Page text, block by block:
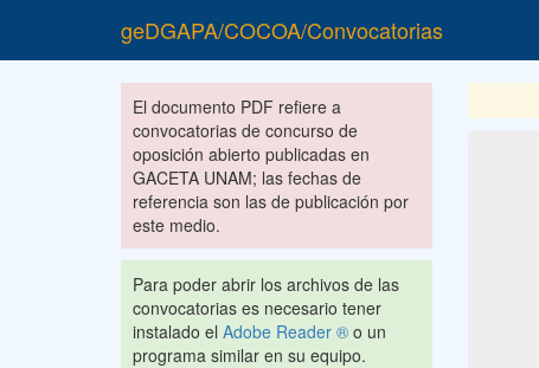
geDGAPA/COCOA/Convocatorias
El documento PDF refiere a
convocatorias de concurso de
oposición abierto publicadas en
GACETA UNAM; las fechas de
referencia son las de publicación por
este medio.
Para poder abrir los archivos de las
convocatorias es necesario tener
instalado el Adobe Reader ® o un
programa similar en su equipo.